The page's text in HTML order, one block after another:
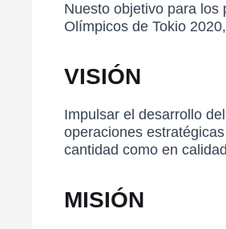
Nuesto objetivo para los
Olímpicos de Tokio
VISIÓN
Impulsar el desarrollo
operaciones
cantidad como en
MISIÓN